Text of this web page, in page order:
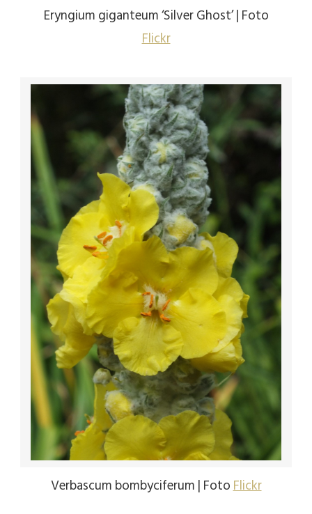
Eryngium giganteum ‘Silver Ghost’ | Foto
Flickr
Verbascum bombyciferum | FotoFlickr